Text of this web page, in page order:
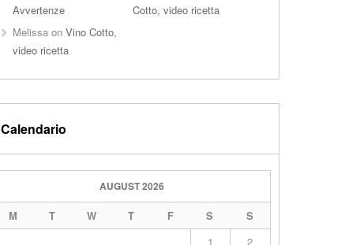
Avvertenze
Cotto, video ricetta
Melissaon Vino Cotto,
video ricetta
Calendario
AUGUST 2026
M T W T F S
S
1
2